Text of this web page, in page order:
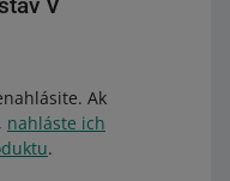
V
Ak
nahláste ich
.